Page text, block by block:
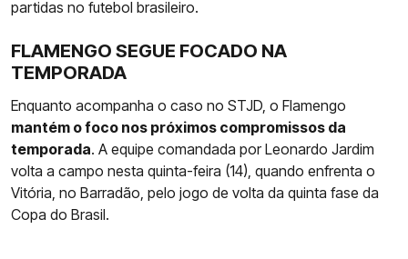
partidas no futebol brasileiro.
FLAMENGO SEGUE FOCADO NA
TEMPORADA
Enquanto acompanha o caso no STJD, o Flamengo
mantém o foco nos próximos compromissos da
temporada. A equipe comandada por Leonardo Jardim
volta a campo nesta quinta-feira (14), quando enfrenta o
Vitória, no Barradão, pelo jogo de volta da quinta fase da
Copa do Brasil.